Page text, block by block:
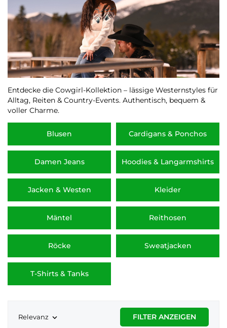
Entdecke die Cowgirl-Kollektion – lässige Westernstyles für
Alltag, Reiten & Country-Events. Authentisch, bequem &
voller Charme.
Blusen Cardigans & Ponchos
Damen Jeans Hoodies & Langarmshirts
Jacken & Westen Kleider
Mäntel Reithosen
Röcke Sweatjacken
T-Shirts & Tanks
Relevanz  FILTER ANZEIGEN